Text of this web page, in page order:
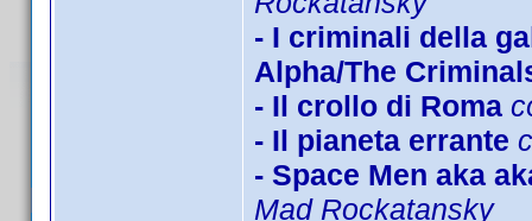
- I criminali della
Alpha/The
- Il crollo di Roma
- Il pianeta errante
- Space Men aka
Mad Rockatansky